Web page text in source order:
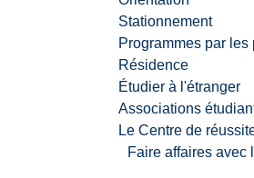
Stationnement
Programmes par les
Résidence
Étudier à l'étranger
Associations
Le Centre de
Faire affaires avec